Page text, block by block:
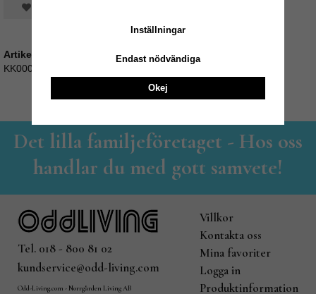
Spara som favorit
Artikelnummer:
KK000489-7
Det lilla familjeföretaget - Hos oss
handlar du med gott samvete!
Tel. 018 - 800 81 02
kundservice@odd-living.com
Odd-Living.com - Norrgården Living AB
Villkor
Kontakta oss
Mina favoriter
Logga in
Produktinformation
Inställningar
Endast nödvändiga
Okej